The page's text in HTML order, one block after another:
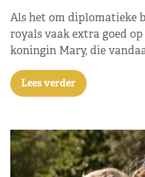
Als het om diplomatieke
royals vaak extra goed
koningin Mary, die
Lees verder